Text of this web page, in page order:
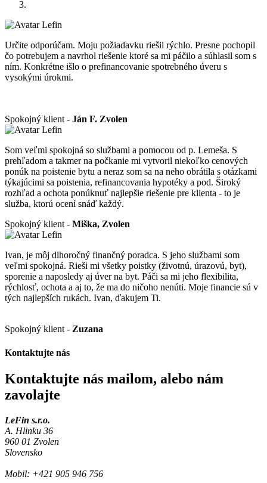
Určite odporúčam. Moju požiadavku riešil rýchlo. Presne pochopil
čo potrebujem a navrhol riešenie ktoré sa mi páčilo a súhlasil som s
ním. Konkrétne išlo o prefinancovanie spotrebného úveru s
vysokými úrokmi.
Spokojný klient - Ján F. Zvolen
Som veľmi spokojná so službami a pomocou od p. Lemeša. S
prehľadom a takmer na počkanie mi vytvoril niekoľko cenových
ponúk na poistenie bytu a neraz som sa na neho obrátila s otázkami
týkajúcimi sa poistenia, refinancovania hypotéky a pod. Široký
rozhľad a ochota ponúknuť najlepšie riešenie pre klienta - to je
služba, ktorú ocení snáď každý.
Spokojný klient - Miška, Zvolen
Ivan, je môj dlhoročný finančný poradca. S jeho službami som
veľmi spokojná. Rieši mi všetky poistky (životnú, úrazovú, byt),
sporenie a naposledy aj úver na byt. Páči sa mi jeho flexibilita,
rýchlosť, ochota a aj to, že ma do ničoho nenúti. Moje financie sú v
tých najlepších rukách. Ivan, ďakujem Ti.
Spokojný klient - Zuzana
Kontaktujte nás
Kontaktujte nás mailom, alebo nám
zavolajte
LeFin s.r.o.
A. Hlinku 36
960 01 Zvolen
Slovensko
Mobil: +421 905 946 756